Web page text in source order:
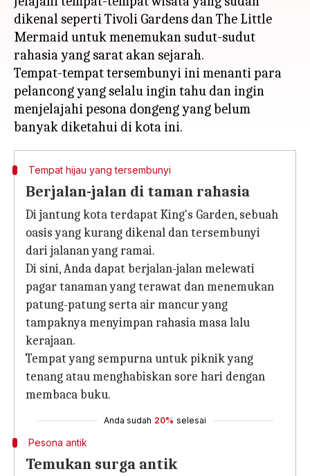
dikenal seperti Tivoli Gardens dan The Little
Mermaid untuk menemukan sudut-sudut
rahasia yang sarat akan sejarah.
Tempat-tempat tersembunyi ini menanti para
pelancong yang selalu ingin tahu dan ingin
menjelajahi pesona dongeng yang belum
Tempat hijau yang tersembunyi
Berjalan-jalan di taman rahasia
Di jantung kota terdapat King's Garden, sebuah
oasis yang kurang dikenal dan tersembunyi
dari jalanan yang ramai.
Di sini, Anda dapat berjalan-jalan melewati
pagar tanaman yang terawat dan menemukan
patung-patung serta air mancur yang
tampaknya menyimpan rahasia masa lalu
kerajaan.
Tempat yang sempurna untuk piknik yang
tenang atau menghabiskan sore hari dengan
membaca buku.
Anda sudah 20% selesai
Pesona antik
Temukan surga antik